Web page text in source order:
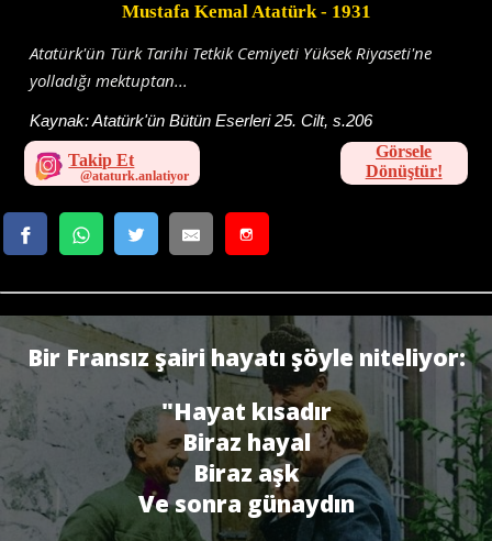
Mustafa Kemal Atatürk- 1931
Atatürk'ün Türk Tarihi Tetkik Cemiyeti Yüksek Riyaseti'ne
yolladığı mektuptan...
Kaynak:Atatürk'ün Bütün Eserleri 25. Cilt, s.206
Takip Et
Görsele
Dönüştür!
Bir Fransız şairi hayatı şöyle niteliyor:
"Hayat kısadır
Biraz hayal
Biraz aşk
Ve sonra günaydın